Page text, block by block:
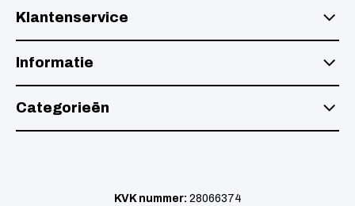
Klantenservice
Informatie
Categorieën
KVK nummer: 28066374